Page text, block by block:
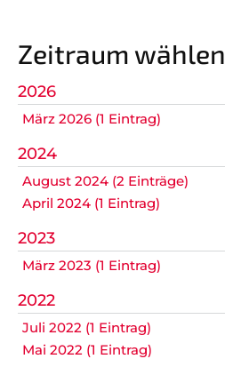
Zeitraum wählen
2026
März 2026 (1 Eintrag)
2024
August 2024 (2 Einträge)
April 2024 (1 Eintrag)
2023
März 2023 (1 Eintrag)
2022
Juli 2022 (1 Eintrag)
Mai 2022 (1 Eintrag)
SPONSOREN/PARTNER